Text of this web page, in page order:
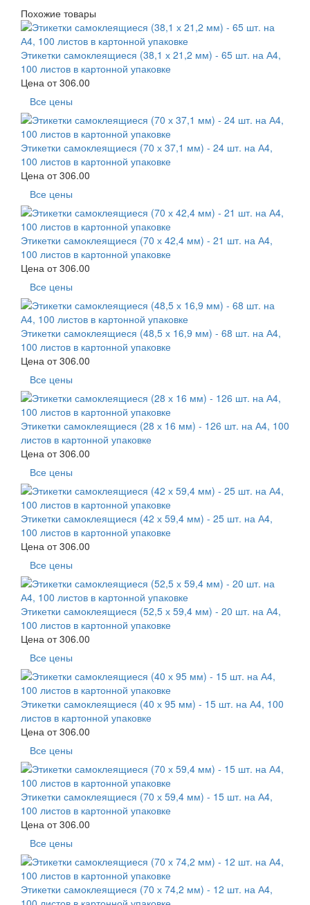
Похожие товары
Этикетки самоклеящиеся (38,1 х 21,2 мм) - 65 шт. на А4,
100 листов в картонной упаковке
Цена от306.00
Все цены
Этикетки самоклеящиеся (70 х 37,1 мм) - 24 шт. на А4,
100 листов в картонной упаковке
Цена от306.00
Все цены
Этикетки самоклеящиеся (70 х 42,4 мм) - 21 шт. на А4,
100 листов в картонной упаковке
Цена от306.00
Все цены
Этикетки самоклеящиеся (48,5 х 16,9 мм) - 68 шт. на А4,
100 листов в картонной упаковке
Цена от306.00
Все цены
Этикетки самоклеящиеся (28 х 16 мм) - 126 шт. на А4, 100
листов в картонной упаковке
Цена от306.00
Все цены
Этикетки самоклеящиеся (42 х 59,4 мм) - 25 шт. на А4,
100 листов в картонной упаковке
Цена от306.00
Все цены
Этикетки самоклеящиеся (52,5 х 59,4 мм) - 20 шт. на А4,
100 листов в картонной упаковке
Цена от306.00
Все цены
Этикетки самоклеящиеся (40 х 95 мм) - 15 шт. на А4, 100
листов в картонной упаковке
Цена от306.00
Все цены
Этикетки самоклеящиеся (70 х 59,4 мм) - 15 шт. на А4,
100 листов в картонной упаковке
Цена от306.00
Все цены
Этикетки самоклеящиеся (70 х 74,2 мм) - 12 шт. на А4,